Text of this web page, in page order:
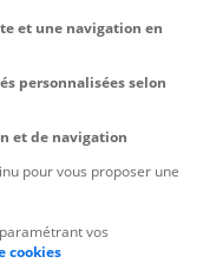
et une navigation en
personnalisées selon
et de navigation
pour vous proposer une
vos
cookies